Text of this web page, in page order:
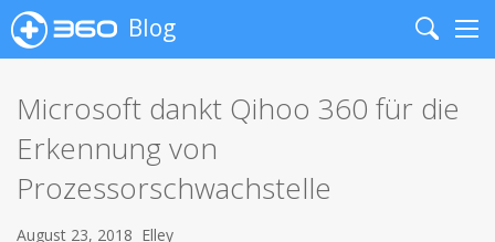
Blog
Search
Microsoft dankt Qihoo 360 für die
Erkennung von
Prozessorschwachstelle
August 23, 2018 Elley